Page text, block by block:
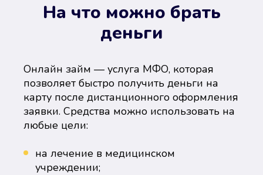
На что можно брать
деньги
Онлайн займ — услуга МФО, которая
позволяет быстро получить деньги на
карту после дистанционного оформления
заявки. Средства можно использовать на
любые цели:
на лечение в медицинском
учреждении;